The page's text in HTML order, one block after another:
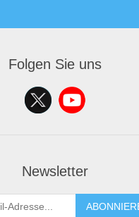
Folgen Sie uns
Newsletter